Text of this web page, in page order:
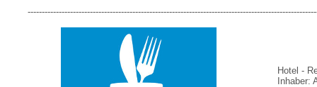
Hotel -
Inhaber: